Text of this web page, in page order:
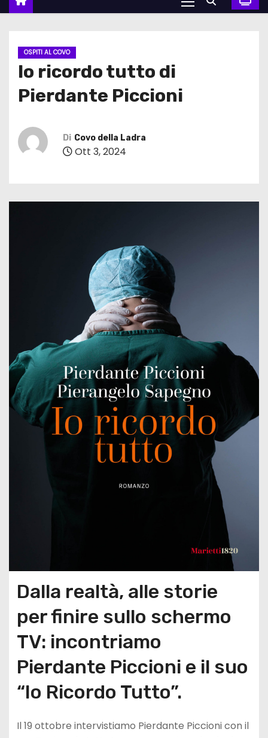
OSPITI AL COVO
Io ricordo tutto di
Pierdante Piccioni
Di Covo della Ladra
Ott 3, 2024
Dalla realtà, alle storie
per finire sullo schermo
TV: incontriamo
Pierdante Piccioni e il suo
“Io Ricordo Tutto”.
Il 19 ottobre intervistiamo Pierdante Piccioni con il